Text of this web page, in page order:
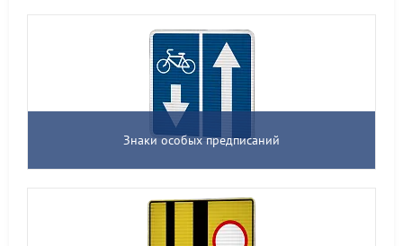
Знаки особых предписаний